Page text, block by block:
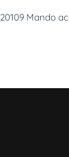
20109 Mando